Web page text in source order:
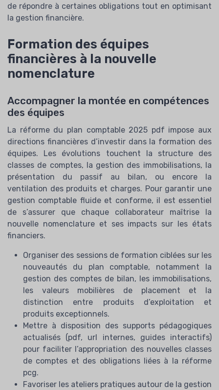
de répondre à certaines obligations tout en optimisant
la gestion financière.
Formation des équipes
financières à la nouvelle
nomenclature
Accompagner la montée en compétences
des équipes
La réforme du plan comptable 2025 pdf impose aux
directions financières d’investir dans la formation des
équipes. Les évolutions touchent la structure des
classes de comptes, la gestion des immobilisations, la
présentation du passif au bilan, ou encore la
ventilation des produits et charges. Pour garantir une
gestion comptable fluide et conforme, il est essentiel
de s’assurer que chaque collaborateur maîtrise la
nouvelle nomenclature et ses impacts sur les états
financiers.
Organiser des sessions de formation ciblées sur les
nouveautés du plan comptable, notamment la
gestion des comptes de bilan, les immobilisations,
les valeurs mobilières de placement et la
distinction entre produits d’exploitation et
produits exceptionnels.
Mettre à disposition des supports pédagogiques
actualisés (pdf, url internes, guides interactifs)
pour faciliter l’appropriation des nouvelles classes
de comptes et des obligations liées à la réforme
pcg.
Favoriser les ateliers pratiques autour de la gestion